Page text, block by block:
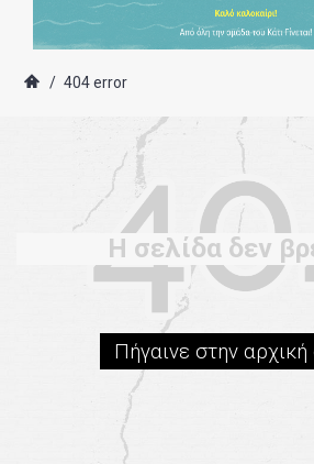
/ 404 error
Η σελίδα δεν
Πήγαινε στην αρχική